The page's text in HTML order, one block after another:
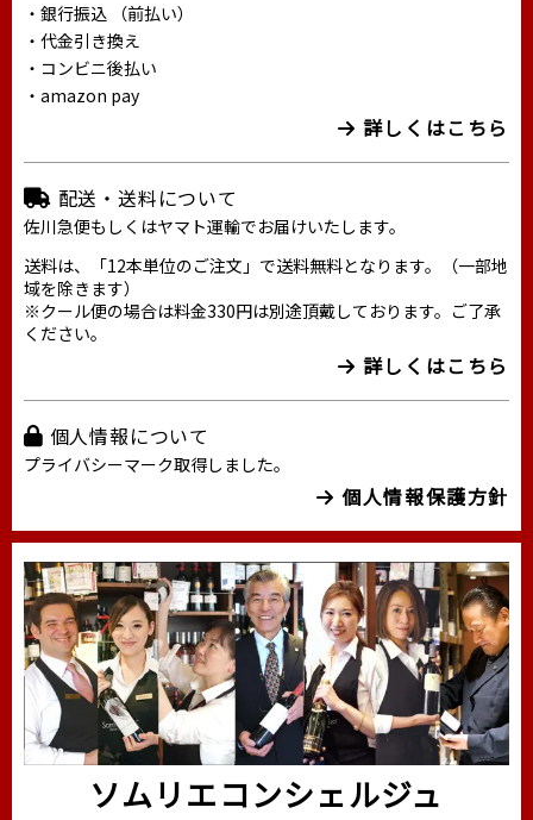
・銀行振込 （前払い）
・代金引き換え
・コンビニ後払い
・amazon pay
詳しくはこちら
配送・送料について
佐川急便もしくはヤマト運輸でお届けいたします。
送料は、「12本単位のご注文」で送料無料となります。（一部地
域を除きます）
※クール便の場合は料金330円は別途頂戴しております。ご了承
ください。
詳しくはこちら
個人情報について
プライバシーマーク取得しました。
個人情報保護方針
ソムリエコンシェルジュ